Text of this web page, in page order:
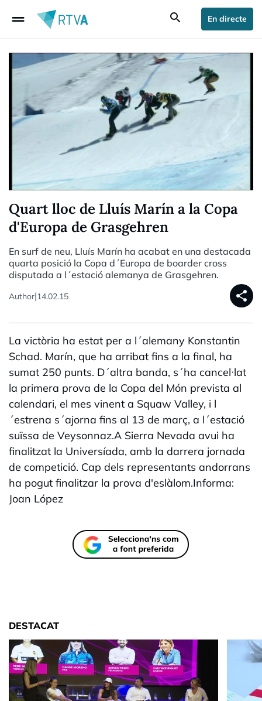
drag_handle search En directe
Quart lloc de Lluís Marín a la Copa
d'Europa de Grasgehren
En surf de neu, Lluís Marín ha acabat en una destacada
quarta posició la Copa d´Europa de boarder cross
disputada a l´estació alemanya de Grasgehren.
Author|14.02.15 share
La victòria ha estat per a l´alemany Konstantin
Schad. Marín, que ha arribat fins a la final, ha
sumat 250 punts. D´altra banda, s´ha cancel·lat
la primera prova de la Copa del Món prevista al
calendari, el mes vinent a Squaw Valley, i l
´estrena s´ajorna fins al 13 de març, a l´estació
suïssa de Veysonnaz.A Sierra Nevada avui ha
finalitzat la Universíada, amb la darrera jornada
de competició. Cap dels representants andorrans
ha pogut finalitzar la prova d'eslàlom.Informa:
Joan López
DESTACAT